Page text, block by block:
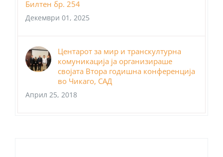
Билтен бр. 254
Декември 01, 2025
Центарот за мир и транскултурна
комуникација ја организираше
својата Втора годишна конференција
во Чикаго, САД
Април 25, 2018